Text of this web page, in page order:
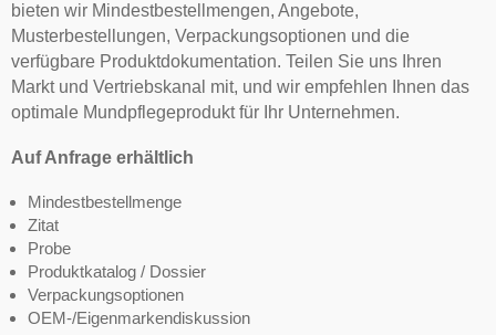
bieten wir Mindestbestellmengen, Angebote,
Musterbestellungen, Verpackungsoptionen und die
verfügbare Produktdokumentation. Teilen Sie uns Ihren
Markt und Vertriebskanal mit, und wir empfehlen Ihnen das
optimale Mundpflegeprodukt für Ihr Unternehmen.
Auf Anfrage erhältlich
Mindestbestellmenge
Zitat
Probe
Produktkatalog / Dossier
Verpackungsoptionen
OEM-/Eigenmarkendiskussion